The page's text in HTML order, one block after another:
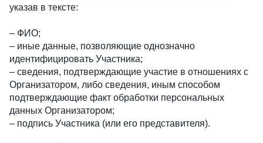
указав в тексте:
– ФИО;
– иные данные, позволяющие однозначно
идентифицировать Участника;
– сведения, подтверждающие участие в отношениях с
Организатором, либо сведения, иным способом
подтверждающие факт обработки персональных
данных Организатором;
– подпись Участника (или его представителя).